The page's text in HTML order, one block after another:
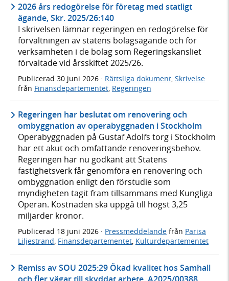
2026 års redogörelse för företag med statligt
ägande, Skr. 2025/26:140
I skrivelsen lämnar regeringen en redogörelse för
förvaltningen av statens bolagsägande och för
verksamheten i de bolag som Regeringskansliet
förvaltade vid årsskiftet 2025/26.
Publicerad 30 juni 2026 · Rättsliga dokument Skrivelse
från Finansdepartementet Regeringen
Regeringen har beslutat om renovering och
ombyggnation av operabyggnaden i Stockholm
Operabyggnaden på Gustaf Adolfs torg i Stockholm
har ett akut och omfattande renoveringsbehov.
Regeringen har nu godkänt att Statens
fastighetsverk får genomföra en renovering och
ombyggnation enligt den förstudie som
myndigheten tagit fram tillsammans med Kungliga
Operan. Kostnaden ska uppgå till högst 3,25
miljarder kronor.
Publicerad 18 juni 2026 · Pressmeddelande från Parisa
Liljestrand, Finansdepartementet, Kulturdepartementet
Remiss av SOU 2025:29 Ökad kvalitet hos Samhall